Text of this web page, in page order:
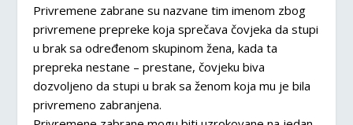
Privremene zabrane su nazvane tim imenom zbog
privremene prepreke koja sprečava čovjeka da stupi
u brak sa određenom skupinom žena, kada ta
prepreka nestane – prestane, čovjeku biva
dozvoljeno da stupi u brak sa ženom koja mu je bila
privremeno zabranjena.